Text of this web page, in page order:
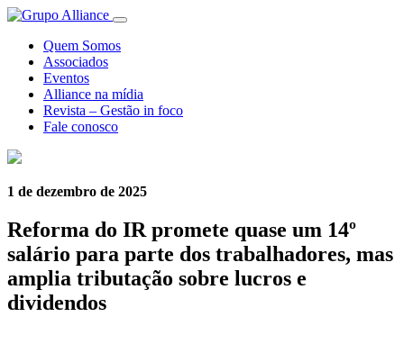
Quem Somos
Associados
Eventos
Alliance na mídia
Revista – Gestão in foco
Fale conosco
1 de dezembro de 2025
Reforma do IR promete quase um 14º
salário para parte dos trabalhadores, mas
amplia tributação sobre lucros e
dividendos